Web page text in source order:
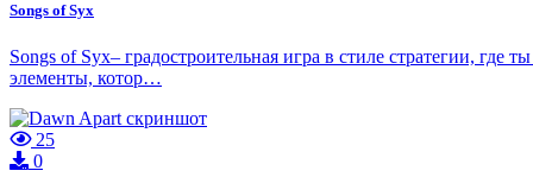
Songs of Syx
Songs of Syx– градостроительная игра в стиле стратегии,
элементы, котор…
25
0